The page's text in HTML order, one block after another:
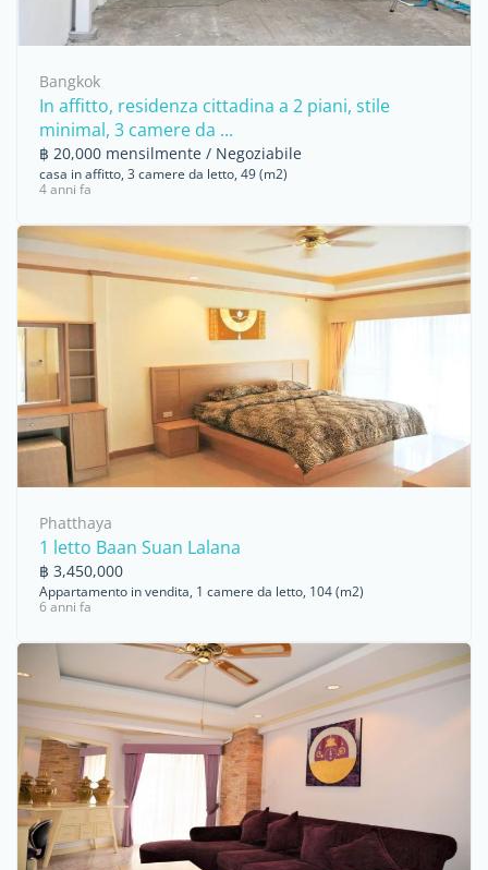
Bangkok
In affitto, residenza cittadina a 2 piani, stile
minimal, 3 camere da ...
฿ 20,000 mensilmente / Negoziabile
casa in affitto, 3 camere da letto, 49 (m2)
4 anni fa
Phatthaya
1 letto Baan Suan Lalana
฿ 3,450,000
Appartamento in vendita, 1 camere da letto, 104 (m2)
6 anni fa